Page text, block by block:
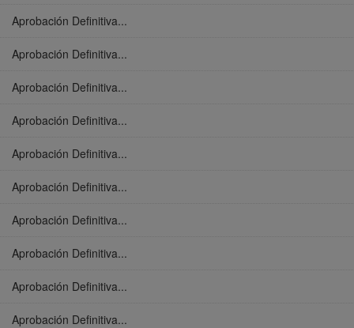
Aprobación Definitiva...
Aprobación Definitiva...
Aprobación Definitiva...
Aprobación Definitiva...
Aprobación Definitiva...
Aprobación Definitiva...
Aprobación Definitiva...
Aprobación Definitiva...
Aprobación Definitiva...
Aprobación Definitiva...